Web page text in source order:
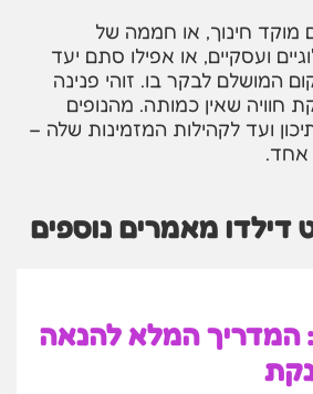
חינוך, או חממה של
ועסקיים, או אפילו סתם יעד
המושלם לבקר בו. זוהי פנינה
חוויה שאין כמותה. מהנופים
ועד לקהילות המזמינות שלה –
אחד.
מאמרים נוספים
המדריך המלא להנאה